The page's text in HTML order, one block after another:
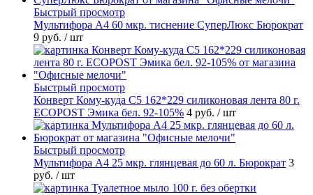
Быстрый просмотр
Мультифора А4 60 мкр. тиснение СуперЛюкс Бюрократ
9 руб. / шт
Быстрый просмотр
Конверт Кому-куда С5 162*229 силиконовая лента 80 г.
ECOPOST Эмика бел. 92-105% 4 руб. / шт
Быстрый просмотр
Мультифора А4 25 мкр. глянцевая до 60 л. Бюрократ 3
руб. / шт